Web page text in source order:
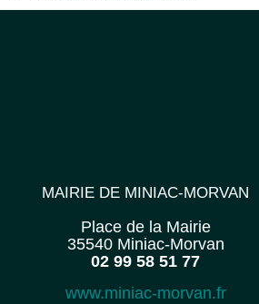
MAIRIE DE MINIAC-MORVAN
Place de la Mairie
35540 Miniac-Morvan
02 99 58 51 77
www.miniac-morvan.fr